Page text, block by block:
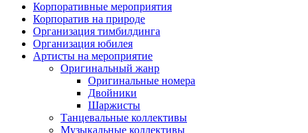
Корпоративные мероприятия
Корпоратив на природе
Организация тимбилдинга
Организация юбилея
Артисты на мероприятие
Оригинальный жанр
Оригинальные номера
Двойники
Шаржисты
Танцевальные коллективы
Музыкальные коллективы